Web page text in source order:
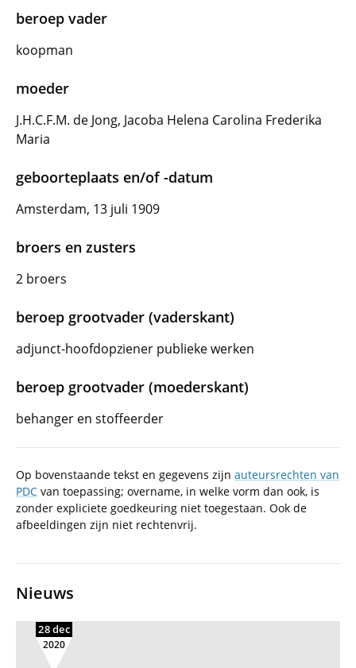
beroep vader
koopman
moeder
J.H.C.F.M. de Jong, Jacoba Helena Carolina Frederika
Maria
geboorteplaats en/of -datum
Amsterdam, 13 juli 1909
broers en zusters
2 broers
beroep grootvader (vaderskant)
adjunct-hoofdopziener publieke werken
beroep grootvader (moederskant)
behanger en stoffeerder
Op bovenstaande tekst en gegevens zijn auteursrechten van
PDC van toepassing; overname, in welke vorm dan ook, is
zonder expliciete goedkeuring niet toegestaan. Ook de
afbeeldingen zijn niet rechtenvrij.
Nieuws
28 dec
2020